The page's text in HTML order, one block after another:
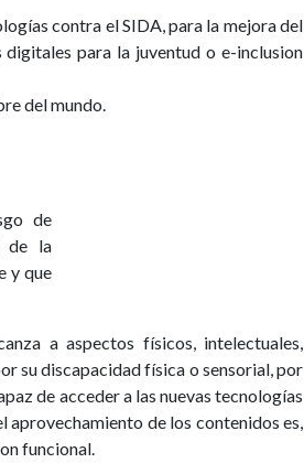
contra el SIDA, para la mejora del
para la juventud o e-inclusion
del mundo.
de
de la
y que
a aspectos físicos, intelectuales,
su discapacidad física o sensorial, por
de acceder a las nuevas tecnologías
de los contenidos es,
funcional.